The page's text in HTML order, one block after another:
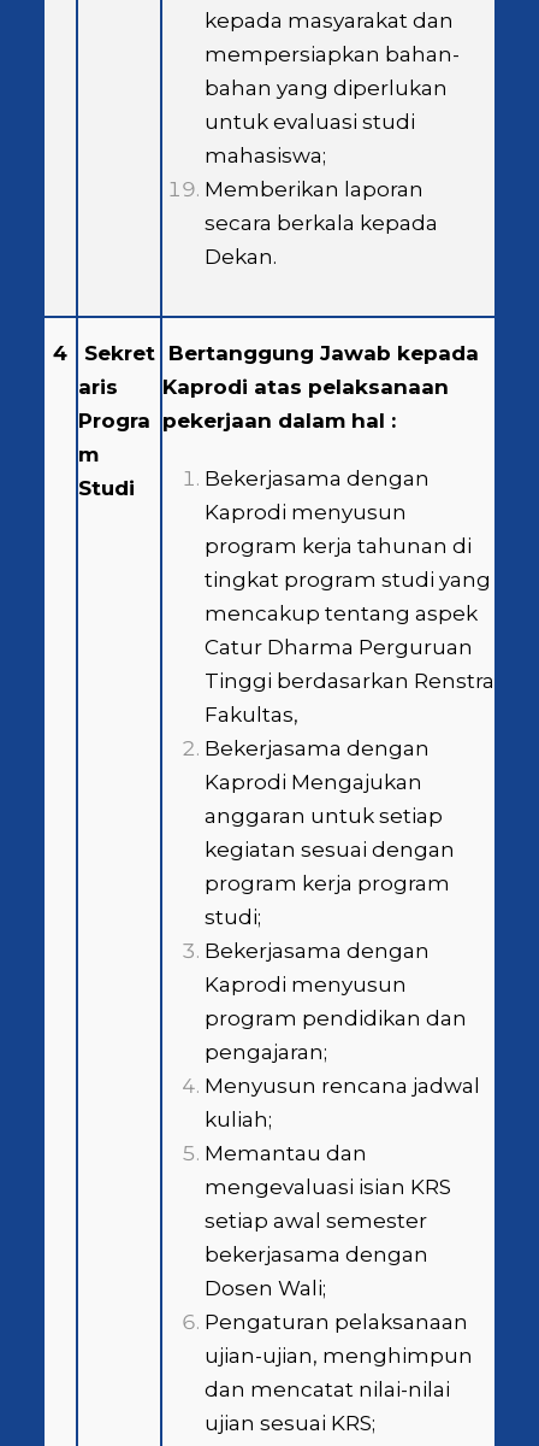
kepada masyarakat dan
mempersiapkan bahan-
bahan yang diperlukan
untuk evaluasi studi
mahasiswa;
Memberikan laporan
secara berkala kepada
Dekan.
4
Sekret
aris
Progra
m
Studi
Bertanggung Jawab kepada
Kaprodi atas pelaksanaan
pekerjaan dalam hal :
Bekerjasama dengan
Kaprodi menyusun
program kerja tahunan di
tingkat program studi yang
mencakup tentang aspek
Catur Dharma Perguruan
Tinggi berdasarkan Renstra
Fakultas,
Bekerjasama dengan
Kaprodi Mengajukan
anggaran untuk setiap
kegiatan sesuai dengan
program kerja program
studi;
Bekerjasama dengan
Kaprodi menyusun
program pendidikan dan
pengajaran;
Menyusun rencana jadwal
kuliah;
Memantau dan
mengevaluasi isian KRS
setiap awal semester
bekerjasama dengan
Dosen Wali;
Pengaturan pelaksanaan
ujian-ujian, menghimpun
dan mencatat nilai-nilai
ujian sesuai KRS;